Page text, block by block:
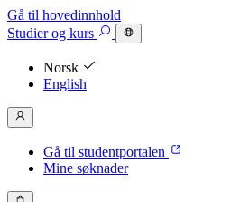
Gå til hovedinnhold
Studierog kurs
Norsk
English
Gå til studentportalen
Mine søknader